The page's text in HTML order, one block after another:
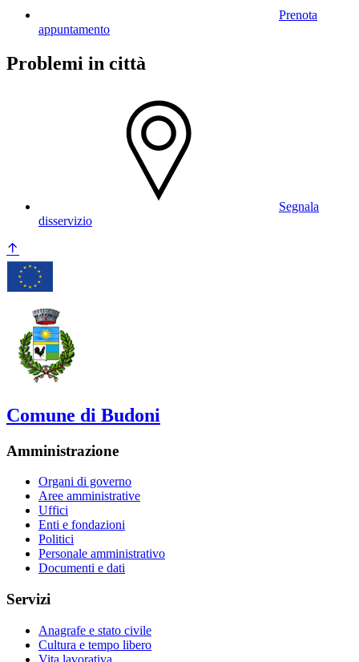
Prenota
appuntamento
Problemi in città
Segnala
disservizio
Comune di Budoni
Amministrazione
Organi di governo
Aree amministrative
Uffici
Enti e fondazioni
Politici
Personale amministrativo
Documenti e dati
Servizi
Anagrafe e stato civile
Cultura e tempo libero
Vita lavorativa